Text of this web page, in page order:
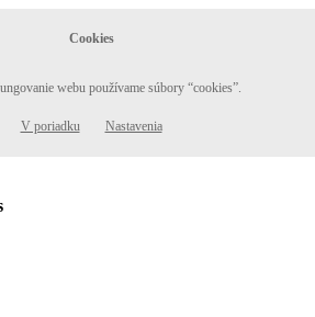
Cookies
webu používame súbory “cookies”.
V poriadku Nastavenia